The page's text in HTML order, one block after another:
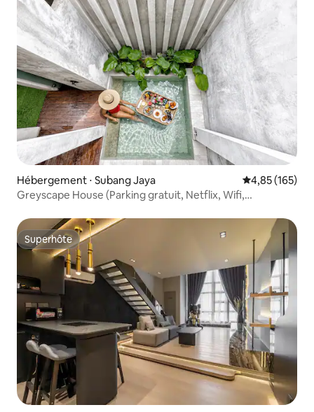
Hébergement ⋅ Subang Jaya Évaluation
4,85 (165)
Greyscape House (Parking gratuit, Netflix, Wifi,
Superhôte
Superhôte